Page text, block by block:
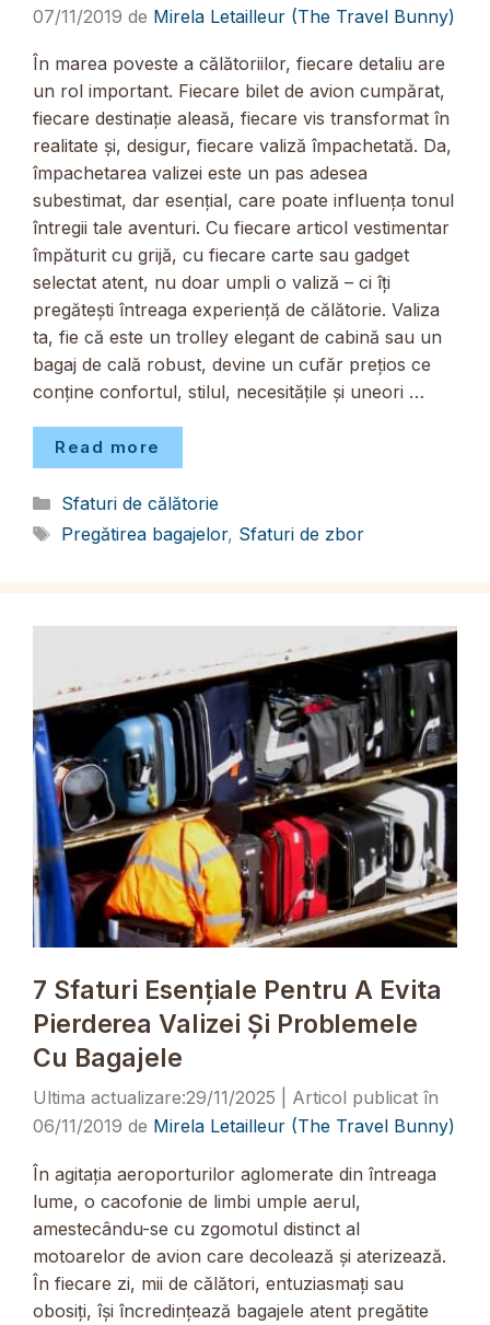
07/11/2019 de Mirela Letailleur (The Travel Bunny)
În marea poveste a călătoriilor, fiecare detaliu are
un rol important. Fiecare bilet de avion cumpărat,
fiecare destinație aleasă, fiecare vis transformat în
realitate și, desigur, fiecare valiză împachetată. Da,
împachetarea valizei este un pas adesea
subestimat, dar esențial, care poate influența tonul
întregii tale aventuri. Cu fiecare articol vestimentar
împăturit cu grijă, cu fiecare carte sau gadget
selectat atent, nu doar umpli o valiză – ci îți
pregătești întreaga experiență de călătorie. Valiza
ta, fie că este un trolley elegant de cabină sau un
bagaj de cală robust, devine un cufăr prețios ce
conține confortul, stilul, necesitățile și uneori …
Read more
Categorii
Sfaturi de călătorie
Etichete
Pregătirea bagajelor, Sfaturi de zbor
7 Sfaturi Esențiale Pentru A Evita
Pierderea Valizei Și Problemele
Cu Bagajele
29/11/2025
06/11/2019 de Mirela Letailleur (The Travel Bunny)
În agitația aeroporturilor aglomerate din întreaga
lume, o cacofonie de limbi umple aerul,
amestecându-se cu zgomotul distinct al
motoarelor de avion care decolează și aterizează.
În fiecare zi, mii de călători, entuziasmați sau
obosiți, își încredințează bagajele atent pregătite